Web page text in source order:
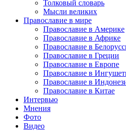
Толковый словарь
Мысли великих
Православие в мире
Православие в Америке
Православие в Африке
Православие в
Православие в Греции
Православие в Европе
Православие в
Православие в
Православие в Китае
Интервью
Мнения
Фото
Видео